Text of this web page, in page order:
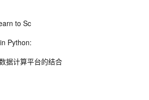
to Sc
Python:
据计算平台的结合